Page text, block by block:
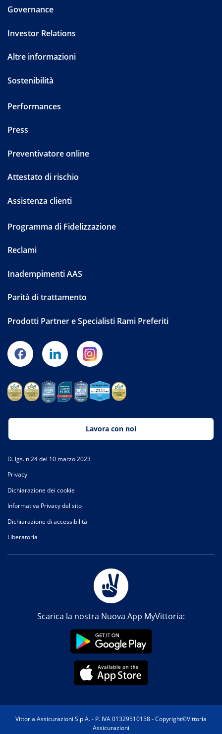
Governance
Investor Relations
Altre informazioni
Sostenibilità
Performances
Press
Preventivatore online
Attestato di rischio
Assistenza clienti
Programma di Fidelizzazione
Reclami
Inadempimenti AAS
Parità di trattamento
Prodotti Partner e Specialisti Rami Preferiti
Lavora con noi
D. lgs. n.24 del 10 marzo 2023
Privacy
Dichiarazione dei cookie
Informativa Privacy del sito
Dichiarazione di accessibilità
Liberatoria
Scarica la nostra Nuova App MyVittoria:
Vittoria Assicurazioni S.p.A. - P. IVA 01329510158 - Copyright©Vittoria
Assicurazioni